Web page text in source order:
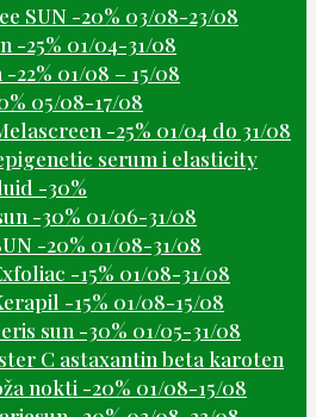
SUN -20% 03/08-23/08
-25% 01/04-31/08
-22% 01/08 – 15/08
05/08-17/08
-25% 01/04 do 31/08
serum i elasticity
-30%
-30% 01/06-31/08
-20% 01/08-31/08
-15% 01/08-31/08
-15% 01/08-15/08
sun -30% 01/05-31/08
C astaxantin beta karoten
nokti -20% 01/08-15/08